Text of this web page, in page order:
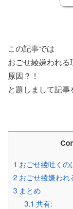
この記事では
おごせ綾嫌われ
原因？！
と題しまして記事
1 おごせ綾吐くの
2 おごせ綾嫌われ
3 まとめ
3.1 共有: